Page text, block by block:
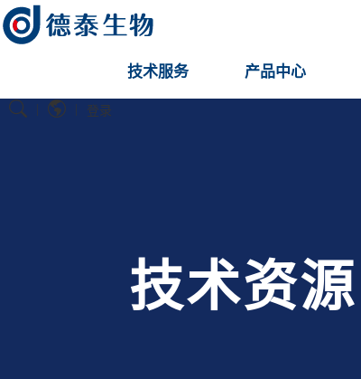
技术服务 产品中心
| | 登录
技术资源